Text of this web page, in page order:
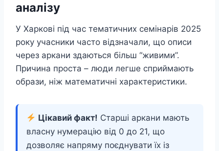
аналізу
У Харкові під час тематичних семінарів 2025
року учасники часто відзначали, що описи
через аркани здаються більш “живими”.
Причина проста – люди легше сприймають
образи, ніж математичні характеристики.
Цікавий факт! Старші аркани мають
власну нумерацію від 0 до 21, що
дозволяє напряму поєднувати їх із